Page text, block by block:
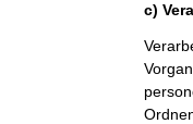
c)